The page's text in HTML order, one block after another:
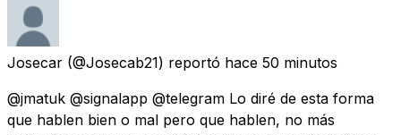
Josecar (@Josecab21) reportó hace 50 minutos
@jmatuk @signalapp @telegram Lo diré de esta forma
que hablen bien o mal pero que hablen, no más